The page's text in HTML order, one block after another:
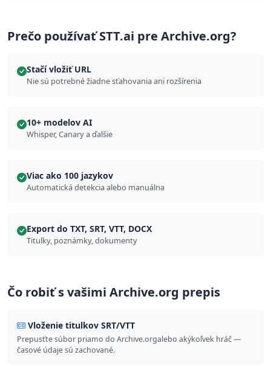
Prečo používať STT.ai pre Archive.org?
Stačí vložiť URL
Nie sú potrebné žiadne sťahovania ani rozšírenia
10+ modelov AI
Whisper, Canary a ďalšie
Viac ako 100 jazykov
Automatická detekcia alebo manuálna
Export do TXT, SRT, VTT, DOCX
Titulky, poznámky, dokumenty
Čo robiť s vašimi Archive.org prepis
Vloženie titulkov SRT/VTT
Prepusťte súbor priamo do Archive.orgalebo akýkoľvek hráč —
časové údaje sú zachované.